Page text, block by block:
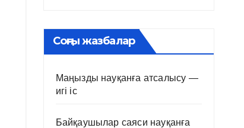
Соңғы жазбалар
Маңызды науқанға атсалысу —
игі іс
Байқаушылар саяси науқанға